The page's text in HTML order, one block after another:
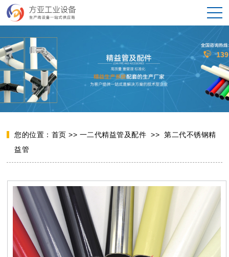
您的位置： 首页 >> 一二代精益管及配件 >>第二代不锈钢精
益管